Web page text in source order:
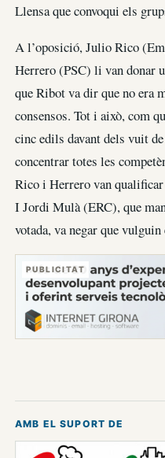
Llensa que convoqui els
A l’oposició, Julio Rico
Herrero (PSC) li van donar
que Ribot va dir que no era
consensos. Tot i això, com
cinc edils davant dels vuit
concentrar totes les
Rico i Herrero van
I Jordi Mulà (ERC), que
votada, va negar que vulguin
PUBLICITAT
AMB EL SUPORT DE